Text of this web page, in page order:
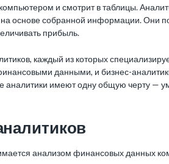
и смотрит в таблицы.
основе собранной информации. Они
прибыль.
каждый из которых
данными, и бизнес-
аналитики имеют одну общую черту —
анализом финансовых данных